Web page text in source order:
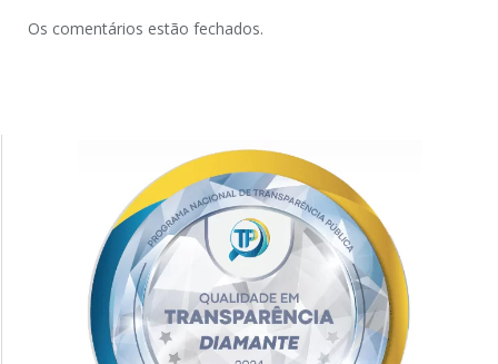
Os comentários estão fechados.